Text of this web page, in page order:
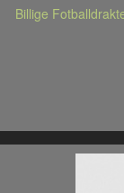
Billige